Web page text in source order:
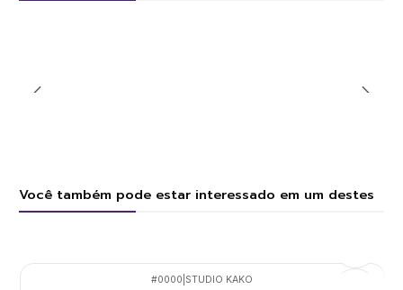
Você também pode estar interessado em um destes
#0000 STUDIO KAKO